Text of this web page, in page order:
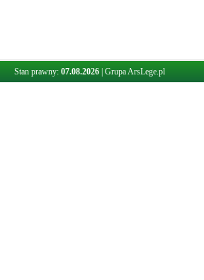
Stan prawny: 07.08.2026 Grupa ArsLege.pl